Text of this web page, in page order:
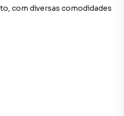
, com diversas comodidades